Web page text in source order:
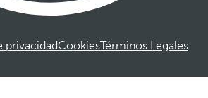
privacidadCookiesTérminos Legales